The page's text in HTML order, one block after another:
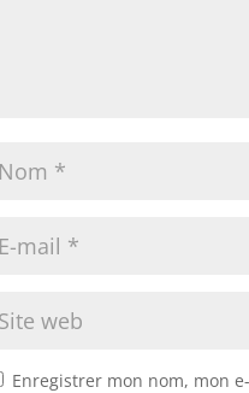
Enregistrer mon nom, mon